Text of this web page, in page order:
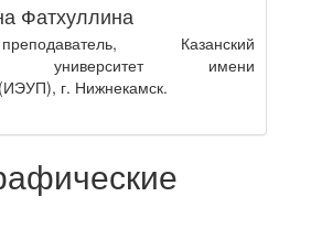
Фатхуллина
Казанский
университет имени
г. Нижнекамск.